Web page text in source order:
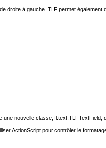
à gauche. TLF permet
nouvelle classe,
ActionScript pour contrôler le